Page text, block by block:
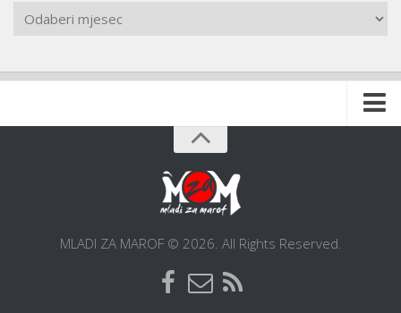
Postani članMLADI ZA MAROF © 2026. All Rights Reserved.